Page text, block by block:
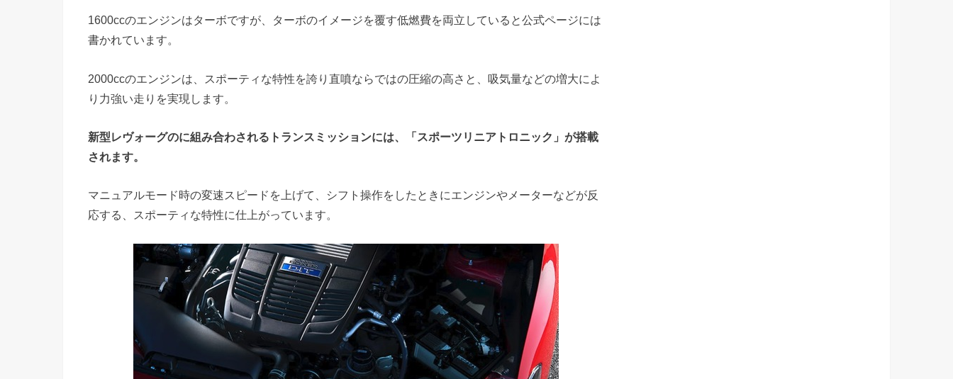
1600ccのエンジンはターボですが、ターボのイメージを覆す低燃費を両立していると公式ページには
書かれています。
2000ccのエンジンは、スポーティな特性を誇り直噴ならではの圧縮の高さと、吸気量などの増大によ
り力強い走りを実現します。
新型レヴォーグのに組み合わされるトランスミッションには、「スポーツリニアトロニック」が搭載
されます。
マニュアルモード時の変速スピードを上げて、シフト操作をしたときにエンジンやメーターなどが反
応する、スポーティな特性に仕上がっています。